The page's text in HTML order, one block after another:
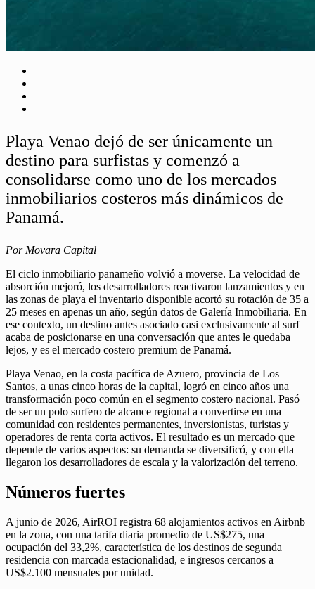
Playa Venao dejó de ser únicamente un
destino para surfistas y comenzó a
consolidarse como uno de los mercados
inmobiliarios costeros más dinámicos de
Panamá.
Por Movara Capital
El ciclo inmobiliario panameño volvió a moverse. La velocidad de
absorción mejoró, los desarrolladores reactivaron lanzamientos y en
las zonas de playa el inventario disponible acortó su rotación de 35 a
25 meses en apenas un año, según datos de Galería Inmobiliaria. En
ese contexto, un destino antes asociado casi exclusivamente al surf
acaba de posicionarse en una conversación que antes le quedaba
lejos, y es el mercado costero premium de Panamá.
Playa Venao, en la costa pacífica de Azuero, provincia de Los
Santos, a unas cinco horas de la capital, logró en cinco años una
transformación poco común en el segmento costero nacional. Pasó
de ser un polo surfero de alcance regional a convertirse en una
comunidad con residentes permanentes, inversionistas, turistas y
operadores de renta corta activos. El resultado es un mercado que
depende de varios aspectos: su demanda se diversificó, y con ella
llegaron los desarrolladores de escala y la valorización del terreno.
Números fuertes
A junio de 2026, AirROI registra 68 alojamientos activos en Airbnb
en la zona, con una tarifa diaria promedio de US$275, una
ocupación del 33,2%, característica de los destinos de segunda
residencia con marcada estacionalidad, e ingresos cercanos a
US$2.100 mensuales por unidad.